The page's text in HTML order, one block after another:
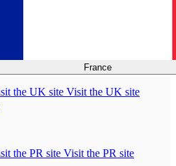
France
Visit the UK site
Visit the PR site